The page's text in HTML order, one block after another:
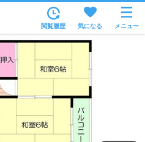
沿線・駅から
住所から
家賃相場から
物件特集から
閲覧履歴 気になる メニュー